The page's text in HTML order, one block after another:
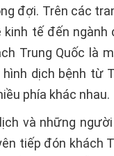
đợi. Trên các
kinh tế đến
Trung Quốc là
dịch bệnh từ
phía khác nhau.
và những
tiếp đón khách